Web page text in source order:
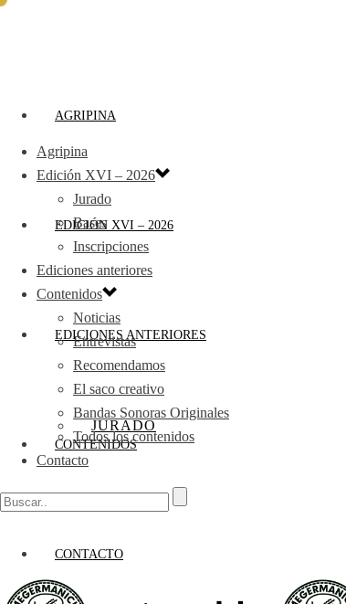
AGRIPINA
EDICIÓN XVI – 2026
JURADO
EDICIONES ANTERIORES
CONTENIDOS
CONTACTO
Agripina
Edición XVI – 2026
Jurado
Bases
Inscripciones
Ediciones anteriores
Contenidos
Noticias
Entrevistas
Recomendamos
El saco creativo
Bandas Sonoras Originales
Todos los contenidos
Contacto